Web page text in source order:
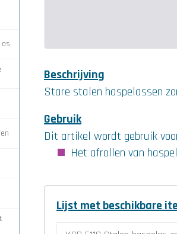
Beschrijving
Stare stalen haspelassen
Gebruik
Dit artikel wordt gebruik
Het afrollen van
Lijst met beschikbare